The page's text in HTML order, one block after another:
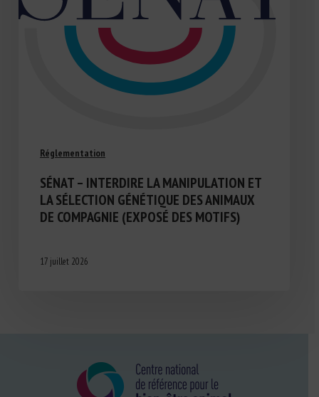
Réglementation
SÉNAT – INTERDIRE LA MANIPULATION ET
LA SÉLECTION GÉNÉTIQUE DES ANIMAUX
DE COMPAGNIE (EXPOSÉ DES MOTIFS)
17 juillet 2026